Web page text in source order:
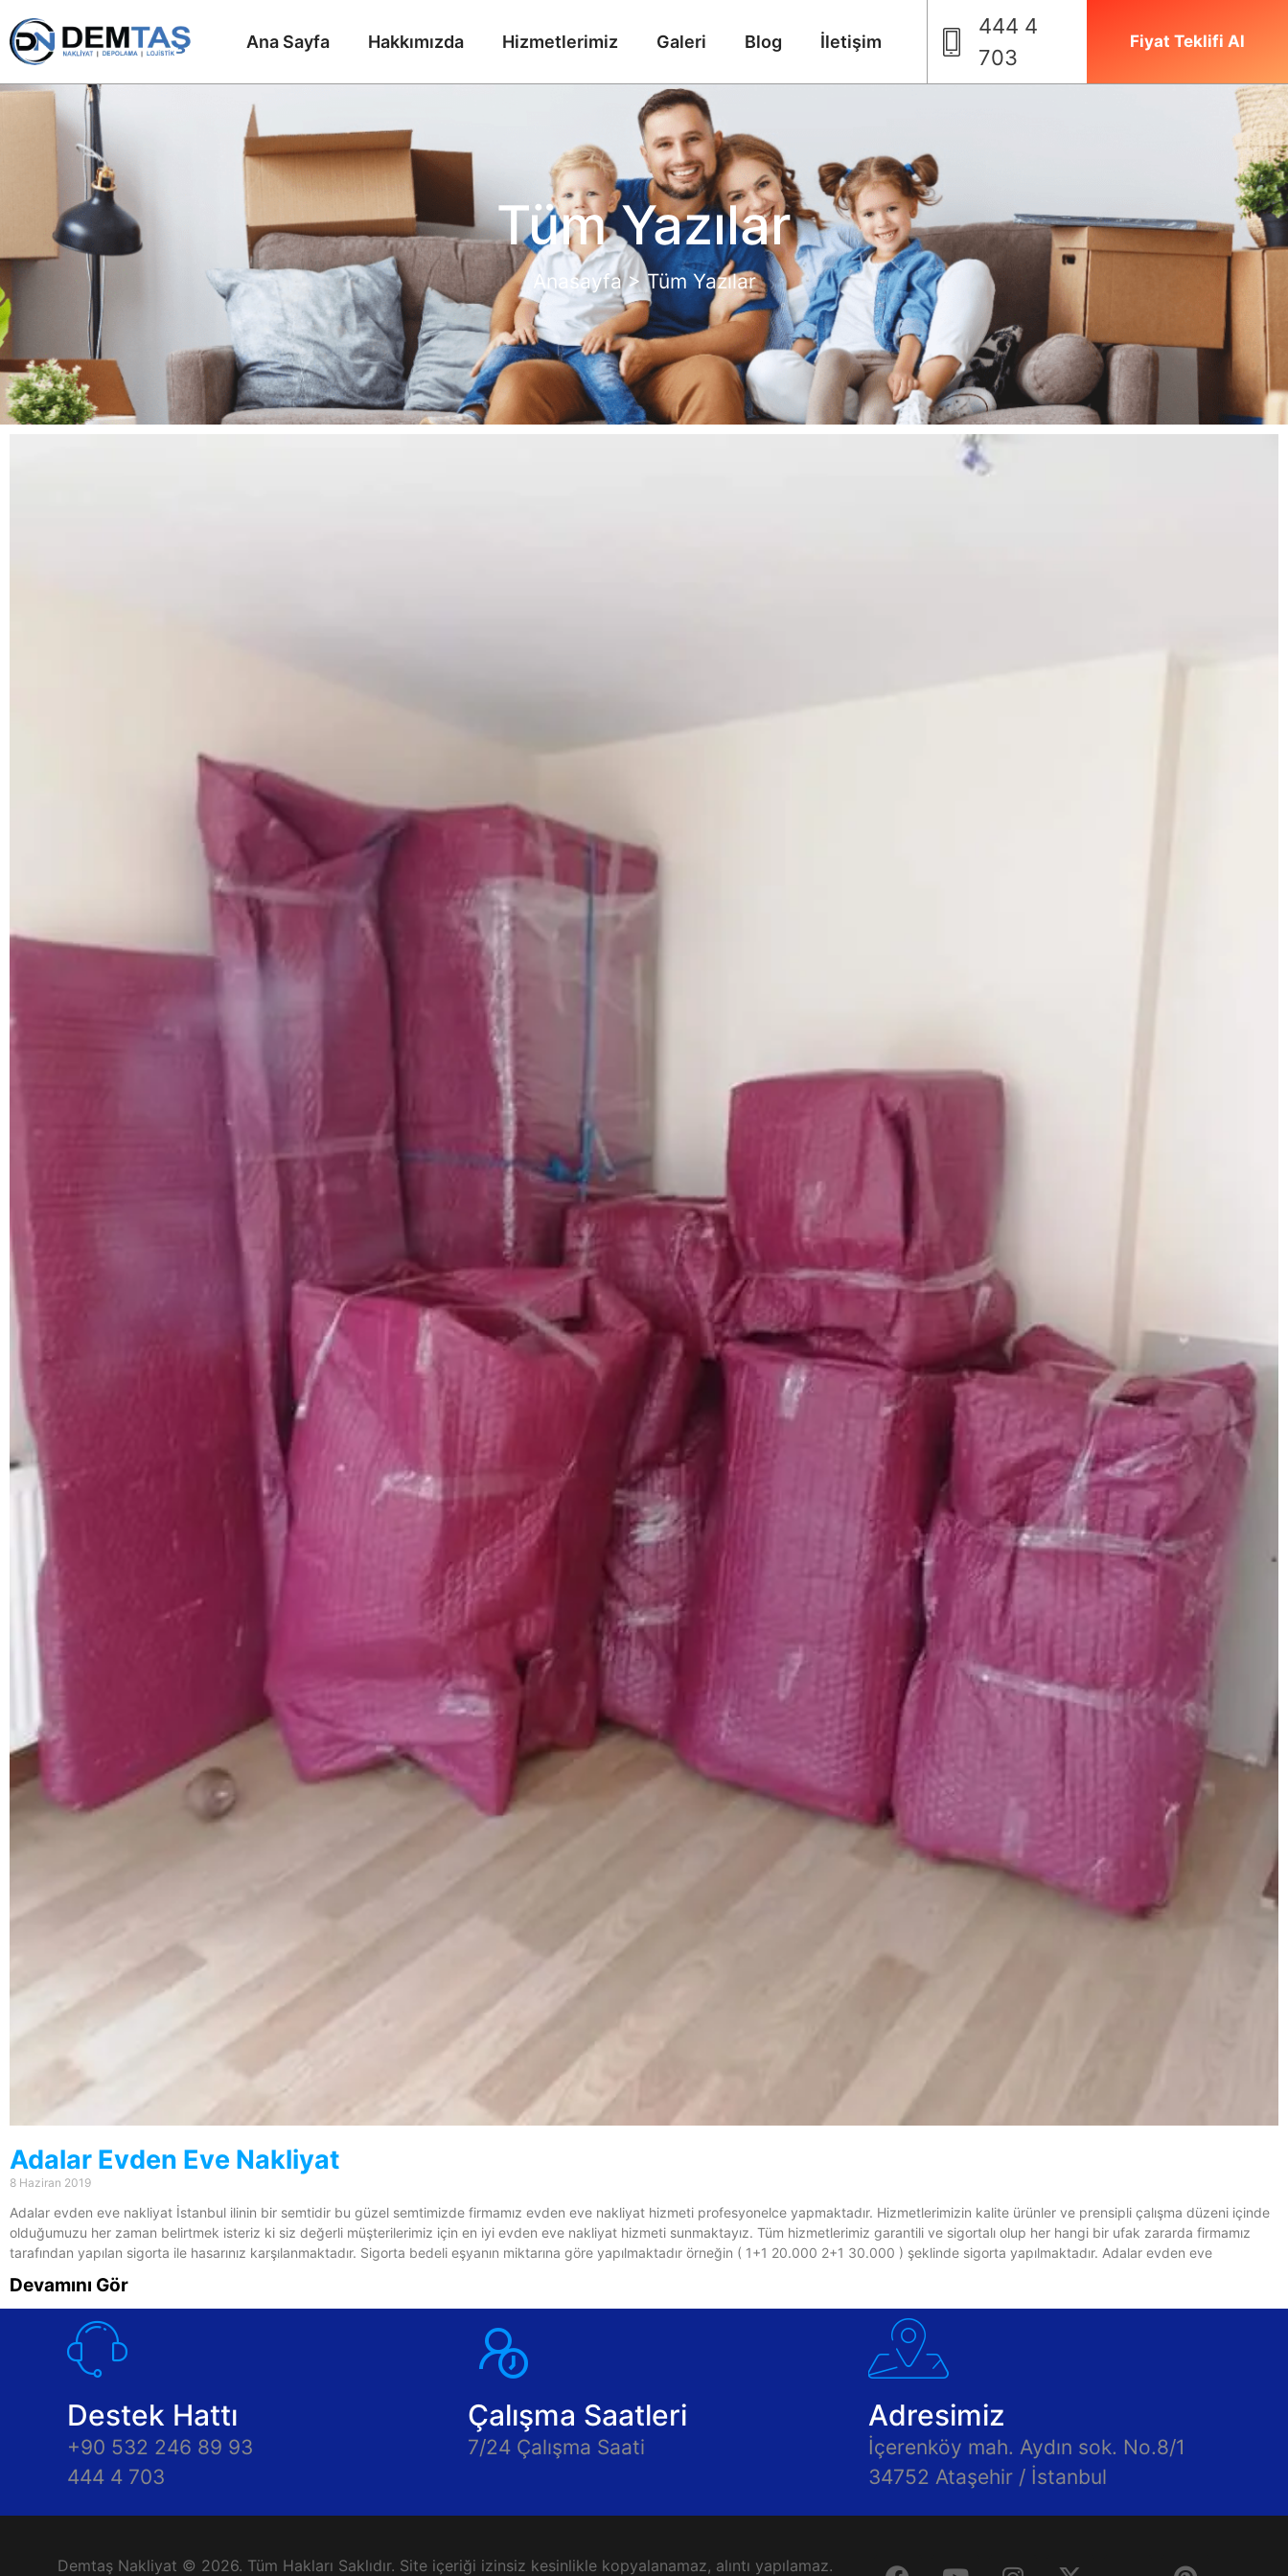
Ana Sayfa Hakkımızda Hizmetlerimiz Galeri Blog İletişim
444 4
703
Fiyat Teklifi Al
Tüm Yazılar
Anasayfa > Tüm Yazılar
Adalar Evden Eve Nakliyat
8 Haziran 2019
Adalar evden eve nakliyat İstanbul ilinin bir semtidir bu güzel semtimizde firmamız evden eve nakliyat hizmeti profesyonelce yapmaktadır. Hizmetlerimizin kalite ürünler ve prensipli çalışma düzeni içinde
olduğumuzu her zaman belirtmek isteriz ki siz değerli müşterilerimiz için en iyi evden eve nakliyat hizmeti sunmaktayız. Tüm hizmetlerimiz garantili ve sigortalı olup her hangi bir ufak zararda firmamız
tarafından yapılan sigorta ile hasarınız karşılanmaktadır. Sigorta bedeli eşyanın miktarına göre yapılmaktadır örneğin ( 1+1 20.000 2+1 30.000 ) şeklinde sigorta yapılmaktadır. Adalar evden eve
Devamını Gör
Destek Hattı
+90 532 246 89 93
444 4 703
Çalışma Saatleri
7/24 Çalışma Saati
Adresimiz
İçerenköy mah. Aydın sok. No.8/1
34752 Ataşehir / İstanbul
Demtaş Nakliyat © 2026. Tüm Hakları Saklıdır. Site içeriği izinsiz kesinlikle kopyalanamaz, alıntı yapılamaz.